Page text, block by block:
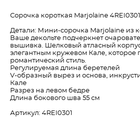
Сорочка короткая Marjolaine 4REI0301
Детали: Мини-сорочка Marjolaine из
Ваше декольте подчеркнет
вышивка. Шелковый атласный
элегантным кружевом Кале, которое
романтический стиль.
Регулируемая длина беретелей
V-образный вырез и основа,
Кале
Разрез на левом бедре
Длина бокового шва 55 см
Артикул: 4REI0301